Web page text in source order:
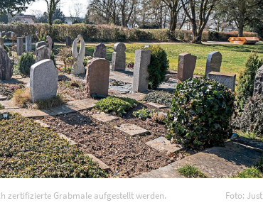
zertifizierte Grabmale aufgestellt werden. Foto: Just